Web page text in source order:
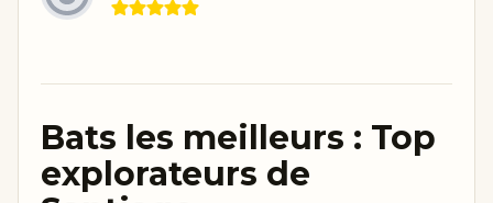
Bats les meilleurs : Top
explorateurs de